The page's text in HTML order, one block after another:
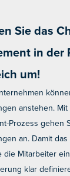
Sie das
in der
um!
anstehen.
Prozess gehen
an. Damit
die Mitarbeiter
klar